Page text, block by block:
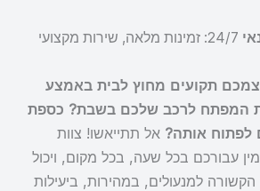
24/7: זמינות מלאה, שירות מקצועי
תקועים מחוץ לבית באמצע
המפתח לרכב שלכם בשבת? כספת
לפתוח אותה? אל תתייאשו! צוות
חירום 24/7 זמין עבורכם בכל שעה, בכל מקום, ויכול
למנעולים, במהירות, ביעילות